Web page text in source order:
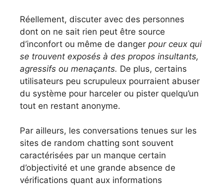
Réellement, discuter avec des personnes
dont on ne sait rien peut être source
d’inconfort ou même de danger pour ceux qui
se trouvent exposés à des propos insultants,
agressifs ou menaçants. De plus, certains
utilisateurs peu scrupuleux pourraient abuser
du système pour harceler ou pister quelqu’un
tout en restant anonyme.
Par ailleurs, les conversations tenues sur les
sites de random chatting sont souvent
caractérisées par un manque certain
d’objectivité et une grande absence de
vérifications quant aux informations